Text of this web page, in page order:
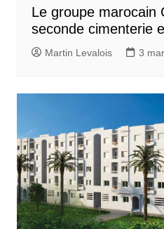
Le groupe marocain
seconde cimenterie
Martin Levalois 3